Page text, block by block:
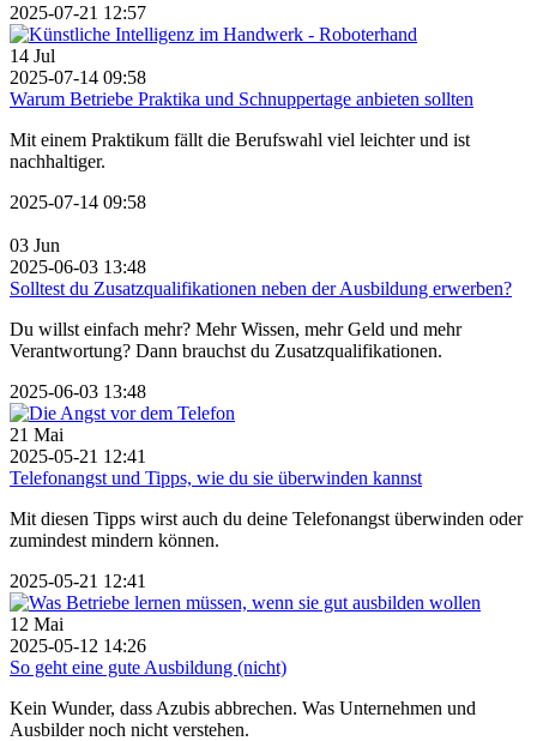
2025-07-21 12:57
14 Jul
2025-07-14 09:58
Warum Betriebe Praktika und Schnuppertage anbieten sollten
Mit einem Praktikum fällt die Berufswahl viel leichter und ist
nachhaltiger.
2025-07-14 09:58
03 Jun
2025-06-03 13:48
Solltest du Zusatzqualifikationen neben der Ausbildung erwerben?
Du willst einfach mehr? Mehr Wissen, mehr Geld und mehr
Verantwortung? Dann brauchst du Zusatzqualifikationen.
2025-06-03 13:48
21 Mai
2025-05-21 12:41
Telefonangst und Tipps, wie du sie überwinden kannst
Mit diesen Tipps wirst auch du deine Telefonangst überwinden oder
zumindest mindern können.
2025-05-21 12:41
12 Mai
2025-05-12 14:26
So geht eine gute Ausbildung (nicht)
Kein Wunder, dass Azubis abbrechen. Was Unternehmen und
Ausbilder noch nicht verstehen.